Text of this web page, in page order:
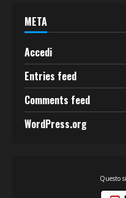
META
Accedi
Entries feed
Comments feed
WordPress.org
Questo